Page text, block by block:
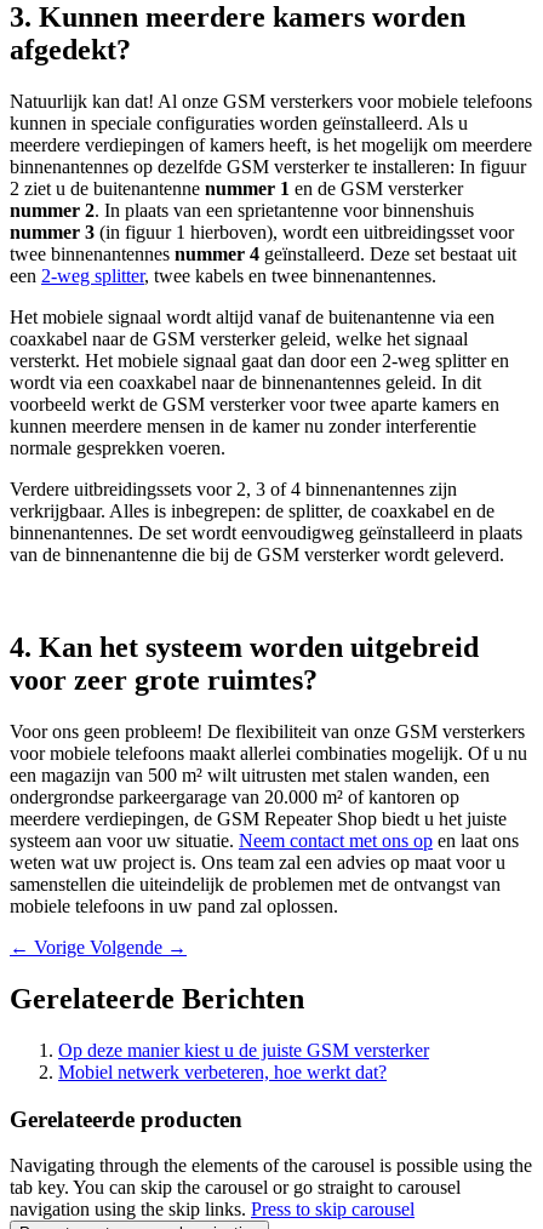
3. Kunnen meerdere kamers worden
afgedekt?
Natuurlijk kan dat! Al onze GSM versterkers voor mobiele telefoons
kunnen in speciale configuraties worden geïnstalleerd. Als u
meerdere verdiepingen of kamers heeft, is het mogelijk om meerdere
binnenantennes op dezelfde GSM versterker te installeren: In figuur
2 ziet u de buitenantenne nummer 1 en de GSM versterker
nummer 2. In plaats van een sprietantenne voor binnenshuis
nummer 3 (in figuur 1 hierboven), wordt een uitbreidingsset voor
twee binnenantennes nummer 4 geïnstalleerd. Deze set bestaat uit
een 2-weg splitter, twee kabels en twee binnenantennes.
Het mobiele signaal wordt altijd vanaf de buitenantenne via een
coaxkabel naar de GSM versterker geleid, welke het signaal
versterkt. Het mobiele signaal gaat dan door een 2-weg splitter en
wordt via een coaxkabel naar de binnenantennes geleid. In dit
voorbeeld werkt de GSM versterker voor twee aparte kamers en
kunnen meerdere mensen in de kamer nu zonder interferentie
normale gesprekken voeren.
Verdere uitbreidingssets voor 2, 3 of 4 binnenantennes zijn
verkrijgbaar. Alles is inbegrepen: de splitter, de coaxkabel en de
binnenantennes. De set wordt eenvoudigweg geïnstalleerd in plaats
van de binnenantenne die bij de GSM versterker wordt geleverd.
4. Kan het systeem worden uitgebreid
voor zeer grote ruimtes?
Voor ons geen probleem! De flexibiliteit van onze GSM versterkers
voor mobiele telefoons maakt allerlei combinaties mogelijk. Of u nu
een magazijn van 500 m² wilt uitrusten met stalen wanden, een
ondergrondse parkeergarage van 20.000 m² of kantoren op
meerdere verdiepingen, de GSM Repeater Shop biedt u het juiste
systeem aan voor uw situatie. Neem contact met ons op en laat ons
weten wat uw project is. Ons team zal een advies op maat voor u
samenstellen die uiteindelijk de problemen met de ontvangst van
mobiele telefoons in uw pand zal oplossen.
← Vorige Volgende →
Gerelateerde Berichten
Op deze manier kiest u de juiste GSM versterker
Mobiel netwerk verbeteren, hoe werkt dat?
Gerelateerde producten
Navigating through the elements of the carousel is possible using the
tab key. You can skip the carousel or go straight to carousel
navigation using the skip links. Press to skip carousel